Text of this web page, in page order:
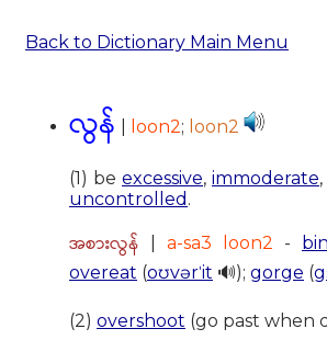
Back to Dictionary Main Menu
လွန် loon2; loon2
(1) be excessive, immoderate,
uncontrolled .
အစားလွန် a-sa3 loon2 -
overeat (oʊvərˈit 🔊); gorge (
(2) overshoot (go past when